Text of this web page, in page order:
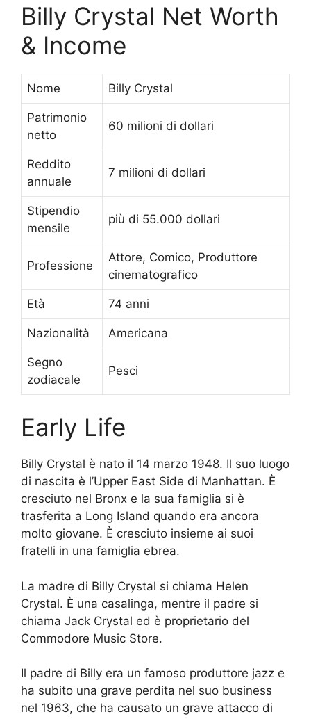
Billy Crystal Net Worth
& Income
Nome Billy Crystal
Patrimonio
netto
60 milioni di dollari
Reddito
annuale
7 milioni di dollari
Stipendio
mensile
più di 55.000 dollari
Professione
Attore, Comico, Produttore
cinematografico
Età 74 anni
Nazionalità Americana
Segno
zodiacale
Pesci
Early Life
Billy Crystal è nato il 14 marzo 1948. Il suo luogo
di nascita è l’Upper East Side di Manhattan. È
cresciuto nel Bronx e la sua famiglia si è
trasferita a Long Island quando era ancora
molto giovane. È cresciuto insieme ai suoi
fratelli in una famiglia ebrea.
La madre di Billy Crystal si chiama Helen
Crystal. È una casalinga, mentre il padre si
chiama Jack Crystal ed è proprietario del
Commodore Music Store.
Il padre di Billy era un famoso produttore jazz e
ha subito una grave perdita nel suo business
nel 1963, che ha causato un grave attacco di